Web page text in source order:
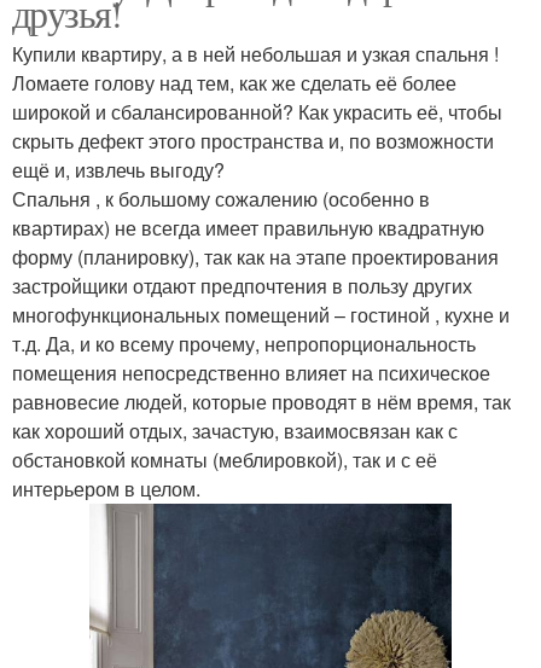
друзья!
Купили квартиру, а в ней небольшая и узкая спальня !
Ломаете голову над тем, как же сделать её более
широкой и сбалансированной? Как украсить её, чтобы
скрыть дефект этого пространства и, по возможности
ещё и, извлечь выгоду?
Спальня , к большому сожалению (особенно в
квартирах) не всегда имеет правильную квадратную
форму (планировку), так как на этапе проектирования
застройщики отдают предпочтения в пользу других
многофункциональных помещений – гостиной , кухне и
т.д. Да, и ко всему прочему, непропорциональность
помещения непосредственно влияет на психическое
равновесие людей, которые проводят в нём время, так
как хороший отдых, зачастую, взаимосвязан как с
обстановкой комнаты (меблировкой), так и с её
интерьером в целом.